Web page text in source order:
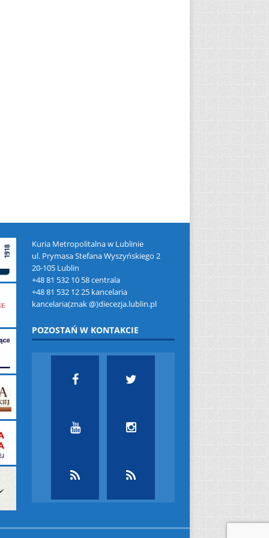
Kuria Metropolitalna w Lublinie
ul. Prymasa Stefana Wyszyńskiego 2
20-105 Lublin
+48 81 532 10 58 centrala
+48 81 532 12 25 kancelaria
kancelaria(znak @)diecezja.lublin.pl
POZOSTAŃ W KONTAKCIE